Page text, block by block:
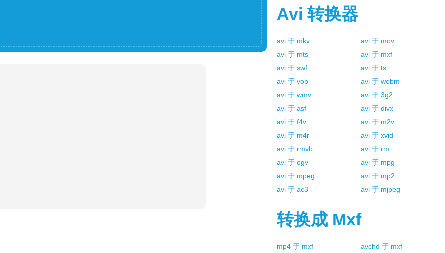
Avi 转换器
avi 于 mkv avi 于 mov
avi 于 mts avi 于 mxf
avi 于 swf avi 于 ts
avi 于 vob avi 于 webm
avi 于 wmv avi 于 3g2
avi 于 asf avi 于 divx
avi 于 f4v avi 于 m2v
avi 于 m4r avi 于 xvid
avi 于 rmvb avi 于 rm
avi 于 ogv avi 于 mpg
avi 于 mpeg avi 于 mp2
avi 于 ac3 avi 于 mjpeg
转换成 Mxf
mp4 于 mxf avchd 于 mxf